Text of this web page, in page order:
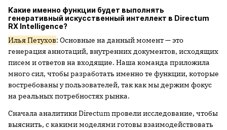
Какие именно функции будет выполнять
генеративный искусственный интеллект в Directum
RX Intelligence?
Илья Петухов: Основные на данный момент — это
генерация аннотаций, внутренних документов, исходящих
писем и ответов на входящие. Наша команда приложила
много сил, чтобы разработать именно те функции, которые
востребованы у пользователей, так как мы держим фокус
на реальных потребностях рынка.
Сначала аналитики Directum провели исследование, чтобы
выяснить, с какими моделями готовы взаимодействовать